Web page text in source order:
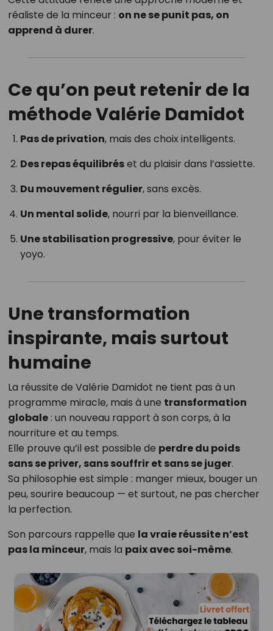
réaliste de la minceur : on ne se punit pas, on
apprend à durer.
Ce qu’on peut retenir de la
méthode Valérie Damidot
Pas de privation, mais des choix intelligents.
Des repas équilibréset du plaisir dans l’assiette.
Du mouvement régulier, sans excès.
Un mental solide, nourri par la bienveillance.
Une stabilisation progressive, pour éviter le
yoyo.
Une transformation
inspirante, mais surtout
humaine
La réussite de Valérie Damidot ne tient pas à un
programme miracle, mais à une transformation
globale: un nouveau rapport à son corps, à la
nourriture et au temps.
Elle prouve qu’il est possible de perdre du poids
sans se priver, sans souffrir et sans se juger.
Sa philosophie est simple : manger mieux, bouger un
peu, sourire beaucoup — et surtout, ne pas chercher
la perfection.
Son parcours rappelle que la vraie réussite n’est
pas la minceur, mais la paix avec soi-même.